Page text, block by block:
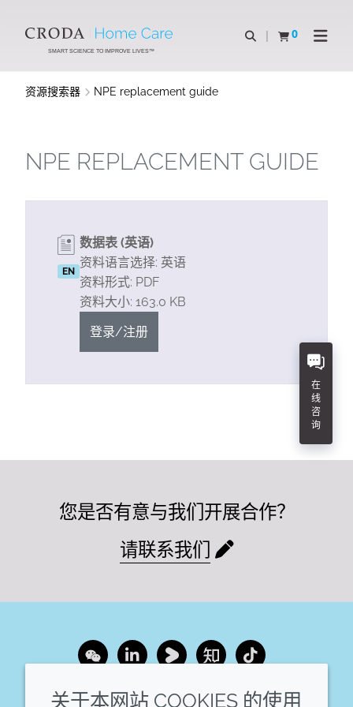
CONTENTSMART SCIENCE TO IMPROVE LIVES™
Open Search
0
查看购物车Open
资源搜索器 NPE replacement guide
NPE REPLACEMENT GUIDE
EN
数据表 (英语)
资料语言选择: 英语
资料形式: PDF
资料大小: 163.0 KB
登录/注册
您是否有意与我们开展合作？
请联系我们
WechatLinkedInYoukuZhihu Tiktok
企业 法律信息
关于本网站 COOKIES 的使用
在
线
咨
询